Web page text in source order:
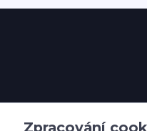
Zpracování